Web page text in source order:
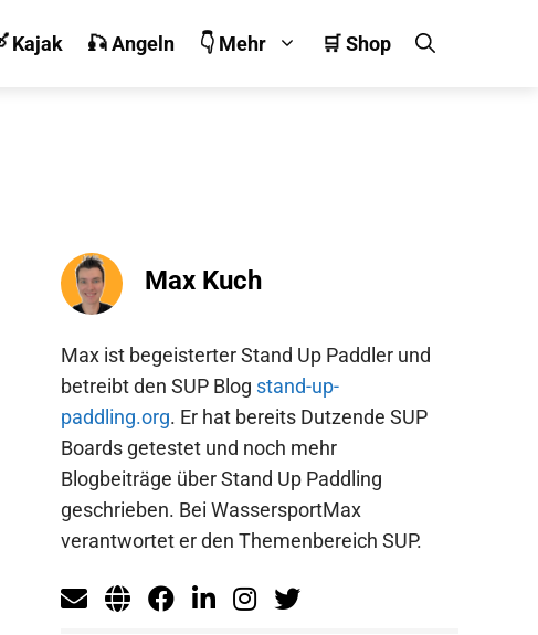
Kajak 🎣 Angeln 👇 Mehr 🛒 Shop
Max Kuch
Max ist begeisterter Stand Up Paddler und
betreibt den SUP Blog stand-up-
paddling.org. Er hat bereits Dutzende SUP
Boards getestet und noch mehr
Blogbeiträge über Stand Up Paddling
geschrieben. Bei WassersportMax
verantwortet er den Themenbereich SUP.